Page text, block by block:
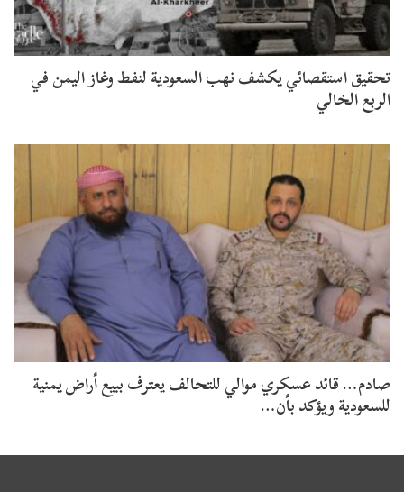
تحقيق استقصائي يكشف نهب السعودية لنفط وغاز اليمن في
الربع الخالي
صادم… قائد عسكري موالي للتحالف يعترف ببيع أراض يمنية
للسعودية ويؤكد بأن…